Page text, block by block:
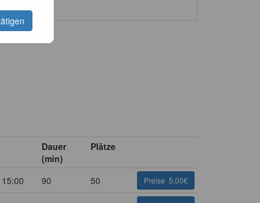
Dauer
(min)
Plätze
90 50 Preise 5,00€